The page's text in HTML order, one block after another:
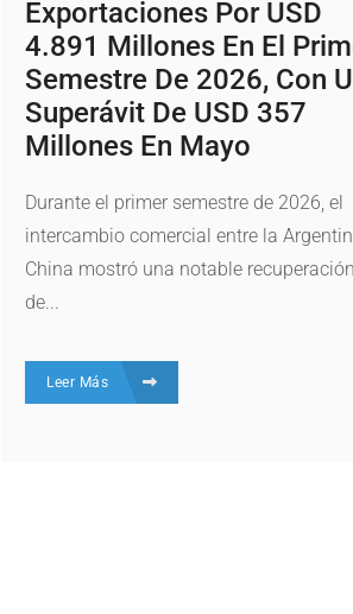
Exportaciones Por USD
4.891 Millones En El
Semestre De 2026, Con
Superávit De USD 357
Millones En Mayo
Durante el primer semestre de 2026, el
intercambio comercial entre la
China mostró una notable recuperación
de...
Leer Más